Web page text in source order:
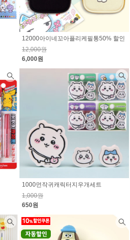
12000아이네꼬아플리케필통50% 할인
12,000원
6,000원
1000먼작귀캐릭터지우개세트
1,000원
650원